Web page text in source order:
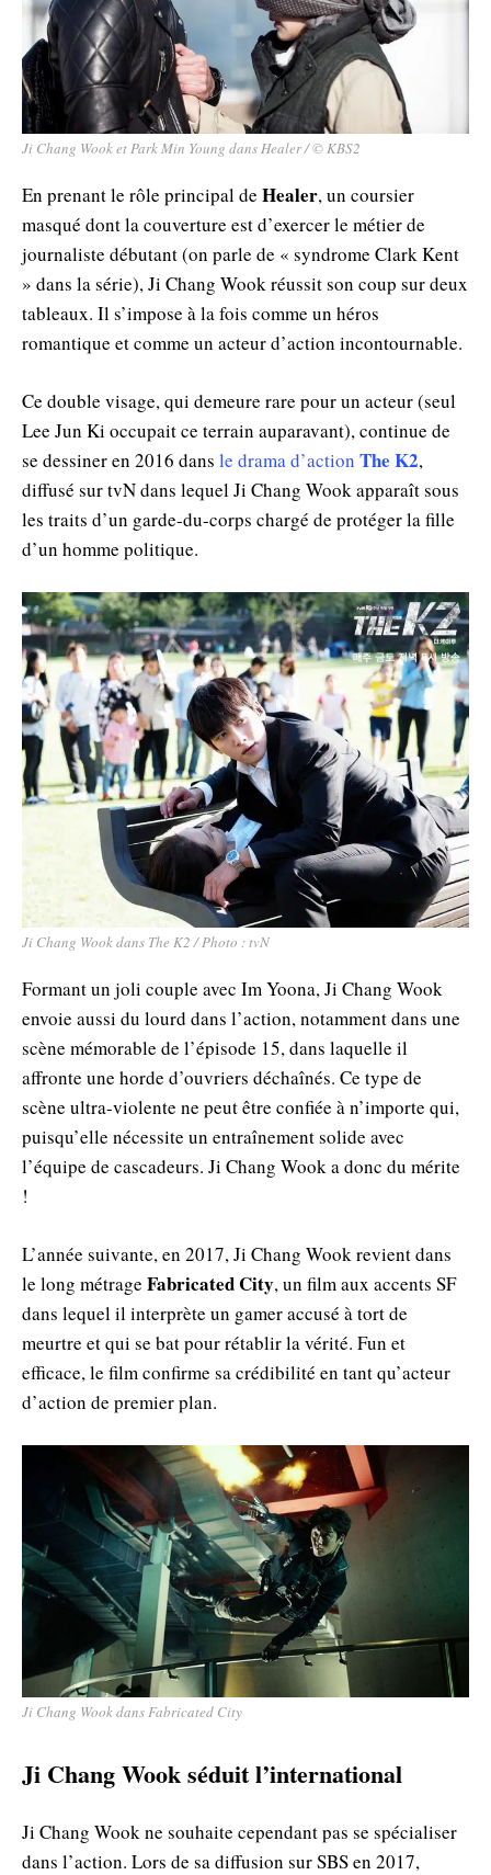
Ji Chang Wook et Park Min Young dans Healer / © KBS2
En prenant le rôle principal de Healer, un coursier
masqué dont la couverture est d’exercer le métier de
journaliste débutant (on parle de « syndrome Clark Kent
» dans la série), Ji Chang Wook réussit son coup sur deux
tableaux. Il s’impose à la fois comme un héros
romantique et comme un acteur d’action incontournable.
Ce double visage, qui demeure rare pour un acteur (seul
Lee Jun Ki occupait ce terrain auparavant), continue de
se dessiner en 2016 dans le drama d’action The K2,
diffusé sur tvN dans lequel Ji Chang Wook apparaît sous
les traits d’un garde-du-corps chargé de protéger la fille
d’un homme politique.
Ji Chang Wook dans The K2 / Photo : tvN
Formant un joli couple avec Im Yoona, Ji Chang Wook
envoie aussi du lourd dans l’action, notamment dans une
scène mémorable de l’épisode 15, dans laquelle il
affronte une horde d’ouvriers déchaînés. Ce type de
scène ultra-violente ne peut être confiée à n’importe qui,
puisqu’elle nécessite un entraînement solide avec
l’équipe de cascadeurs. Ji Chang Wook a donc du mérite
!
L’année suivante, en 2017, Ji Chang Wook revient dans
le long métrage Fabricated City, un film aux accents SF
dans lequel il interprète un gamer accusé à tort de
meurtre et qui se bat pour rétablir la vérité. Fun et
efficace, le film confirme sa crédibilité en tant qu’acteur
d’action de premier plan.
Ji Chang Wook dans Fabricated City
Ji Chang Wook séduit l’international
Ji Chang Wook ne souhaite cependant pas se spécialiser
dans l’action. Lors de sa diffusion sur SBS en 2017,